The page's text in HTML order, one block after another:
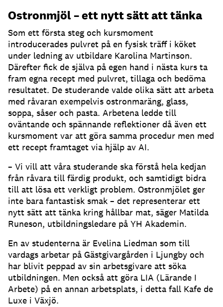
Ostronmjöl – ett nytt sätt att tänka
Som ett första steg och kursmoment
introducerades pulvret på en fysisk träff i köket
under ledning av utbildare Karolina Martinson.
Därefter fick de själva på egen hand i nästa kurs ta
fram egna recept med pulvret, tillaga och bedöma
resultatet. De studerande valde olika sätt att arbeta
med råvaran exempelvis ostronmaräng, glass,
soppa, såser och pasta. Arbetena ledde till
oväntande och spännande reflektioner då även ett
kursmoment var att göra samma procedur men med
ett recept framtaget via hjälp av AI.
– Vi vill att våra studerande ska förstå hela kedjan
från råvara till färdig produkt, och samtidigt bidra
till att lösa ett verkligt problem. Ostronmjölet ger
inte bara fantastisk smak – det representerar ett
nytt sätt att tänka kring hållbar mat, säger Matilda
Runeson, utbildningsledare på YH Akademin.
En av studenterna är Evelina Liedman som till
vardags arbetar på Gästgivargården i Ljungby och
har blivit peppad av sin arbetsgivare att söka
utbildningen. Men också att göra LIA (Lärande I
Arbete) på en annan arbetsplats, i detta fall Kafe de
Luxe i Växjö.